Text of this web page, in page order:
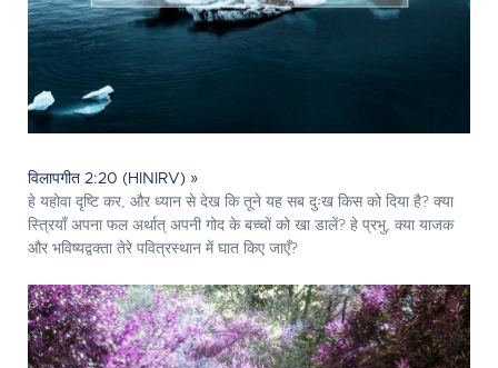
विलापगीत 2:20 (HINIRV) »
हे यहोवा दृष्टि कर, और ध्यान से देख कि तूने यह सब दुःख किस को दिया है? क्या
स्त्रियाँ अपना फल अर्थात् अपनी गोद के बच्चों को खा डालें? हे प्रभु, क्या याजक
और भविष्यद्वक्ता तेरे पवित्रस्‍थान में घात किए जाएँ?